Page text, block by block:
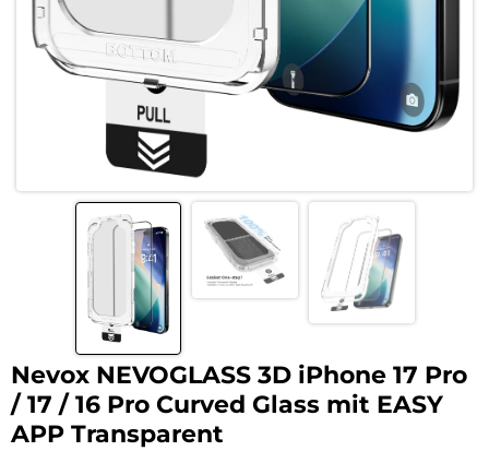
Nevox NEVOGLASS 3D iPhone 17 Pro
/ 17 / 16 Pro Curved Glass mit EASY
APP Transparent